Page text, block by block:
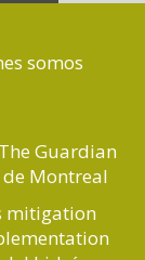
somos
Guardian
Montreal
mitigation